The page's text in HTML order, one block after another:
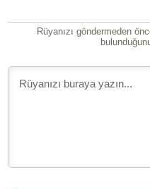
Rüyanızı göndermeden